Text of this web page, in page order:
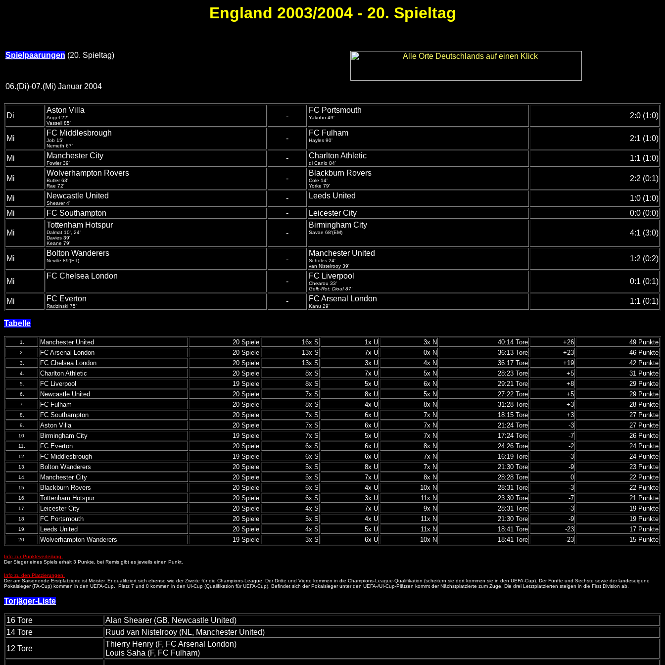
England 2003/2004 - 20. Spieltag
Spielpaarungen (20. Spieltag)
06.(Di)-07.(Mi) Januar 2004
Di
Aston Villa
Angel 22'
Vassell 85'
-
FC Portsmouth
Yakubu 49' 2:0 (1:0)
Mi
FC Middlesbrough
Job 15'
Nemeth 67'
-
FC Fulham
Hayles 90' 2:1 (1:0)
Mi Manchester City
Fowler 39'
- Charlton Athletic
di Canio 84'
1:1 (1:0)
Mi
Wolverhampton Rovers
Butler 63'
Rae 72'
-
Blackburn Rovers
Cole 14'
Yorke 79'
2:2 (0:1)
Mi Newcastle United
Shearer 4'
- Leeds United
1:0 (1:0)
Mi
FC Southampton - Leicester City 0:0 (0:0)
Mi
Tottenham Hotspur
Dalmat 10', 24'
Davies 39'
Keane 79'
-
Birmingham City
Savae 68'(EM) 4:1 (3:0)
Mi
Bolton Wanderers
Neville 89'(ET) -
Manchester United
Scholes 24'
van Nistelrooy 39'
1:2 (0:2)
Mi
FC Chelsea London
-
FC Liverpool
Chearou 33'
Gelb-Rot: Diouf 87'
0:1 (0:1)
Mi FC Everton
Radzinski 75'
- FC Arsenal London
Kanu 29'
1:1 (0:1)
Tabelle
1. Manchester United 20 Spiele 16x S 1x U 3x N 40:14 Tore +26 49 Punkte
2. FC Arsenal London 20 Spiele 13x S 7x U 0x N 36:13 Tore +23 46 Punkte
3. FC Chelsea London 20 Spiele 13x S 3x U 4x N 36:17 Tore +19 42 Punkte
4. Charlton Athletic 20 Spiele 8x S 7x U 5x N 28:23 Tore +5 31 Punkte
5. FC Liverpool 19 Spiele 8x S 5x U 6x N 29:21 Tore +8 29 Punkte
6. Newcastle United 20 Spiele 7x S 8x U 5x N 27:22 Tore +5 29 Punkte
7. FC Fulham 20 Spiele 8x S 4x U 8x N 31:28 Tore +3 28 Punkte
8. FC Southampton 20 Spiele 7x S 6x U 7x N 18:15 Tore +3 27 Punkte
9. Aston Villa 20 Spiele 7x S 6x U 7x N 21:24 Tore -3 27 Punkte
10. Birmingham City 19 Spiele 7x S 5x U 7x N 17:24 Tore -7 26 Punkte
11. FC Everton 20 Spiele 6x S 6x U 8x N 24:26 Tore -2 24 Punkte
12. FC Middlesbrough 19 Spiele 6x S 6x U 7x N 16:19 Tore -3 24 Punkte
13. Bolton Wanderers 20 Spiele 5x S 8x U 7x N 21:30 Tore -9 23 Punkte
14. Manchester City 20 Spiele 5x S 7x U 8x N 28:28 Tore 0 22 Punkte
15. Blackburn Rovers 20 Spiele 6x S 4x U 10x N 28:31 Tore -3 22 Punkte
16. Tottenham Hotspur 20 Spiele 6x S 3x U 11x N 23:30 Tore -7 21 Punkte
17. Leicester City 20 Spiele 4x S 7x U 9x N 28:31 Tore -3 19 Punkte
18. FC Portsmouth 20 Spiele 5x S 4x U 11x N 21:30 Tore -9 19 Punkte
19. Leeds United 20 Spiele 4x S 5x U 11x N 18:41 Tore -23 17 Punkte
20. Wolverhampton Wanderers 19 Spiele 3x S 6x U 10x N 18:41 Tore -23 15 Punkte
Info zur Punkteverteilung:
Der Sieger eines Spiels erhält 3 Punkte, bei Remis gibt es jeweils einen Punkt.
Info zu den Platzierungen:
Der am Saisonende Erstplatzierte ist Meister. Er qualifiziert sich ebenso wie der Zweite für die Champions-League. Der Dritte und Vierte kommen in die Champions-League-Qualifikation (scheitern sie dort kommen sie in den UEFA-Cup). Der Fünfte und Sechste sowie der landeseigene
Pokalsieger (FA-Cup) kommen in den UEFA-Cup. Platz 7 und 8 kommen in den UI-Cup (Qualifikation für UEFA-Cup). Befindet sich der Pokalsieger unter den UEFA-/UI-Cup-Plätzen kommt der Nächstplatzierte zum Zuge. Die drei Letztplatzierten steigen in die First Division ab.
Torjäger-Liste
16 Tore
Alan Shearer (GB, Newcastle United)
14 Tore
Ruud van Nistelrooy (NL, Manchester United)
12 Tore
Thierry Henry (F, FC Arsenal London)
Louis Saha (F, FC Fulham)